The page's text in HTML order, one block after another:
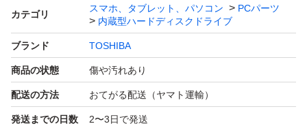
カテゴリ
スマホ、タブレット、パソコン
PCパーツ
内蔵型ハードディスクドライブ
ブランド TOSHIBA
商品の状態 傷や汚れあり
配送の方法 おてがる配送（ヤマト運輸）
発送までの日数 2〜3日で発送